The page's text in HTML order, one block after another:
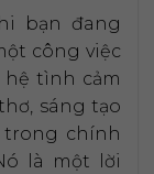
bạn đang
công việc
hệ tình cảm
sáng tạo
chính
là một lời